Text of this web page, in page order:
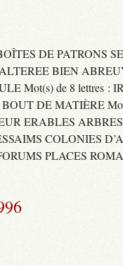
DE PATRONS
BIEN
Mot(s) de 8 lettres :
DE MATIÈRE
ERABLES ARBRES
COLONIES
PLACES